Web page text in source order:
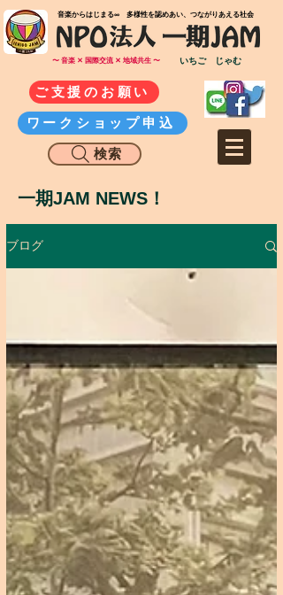
​音楽からはじまる∞ 多様性を認めあい、つながりあえる社会
〜 音楽 ✕ 国際交流 ✕ 地域共生 〜 いちご じゃむ
ご支援のお願い
ワークショップ申込
検索
一期JAM NEWS！
ブログ